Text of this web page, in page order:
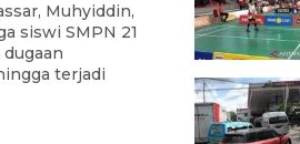
Muhyiddin,
siswi SMPN 21
terjadi